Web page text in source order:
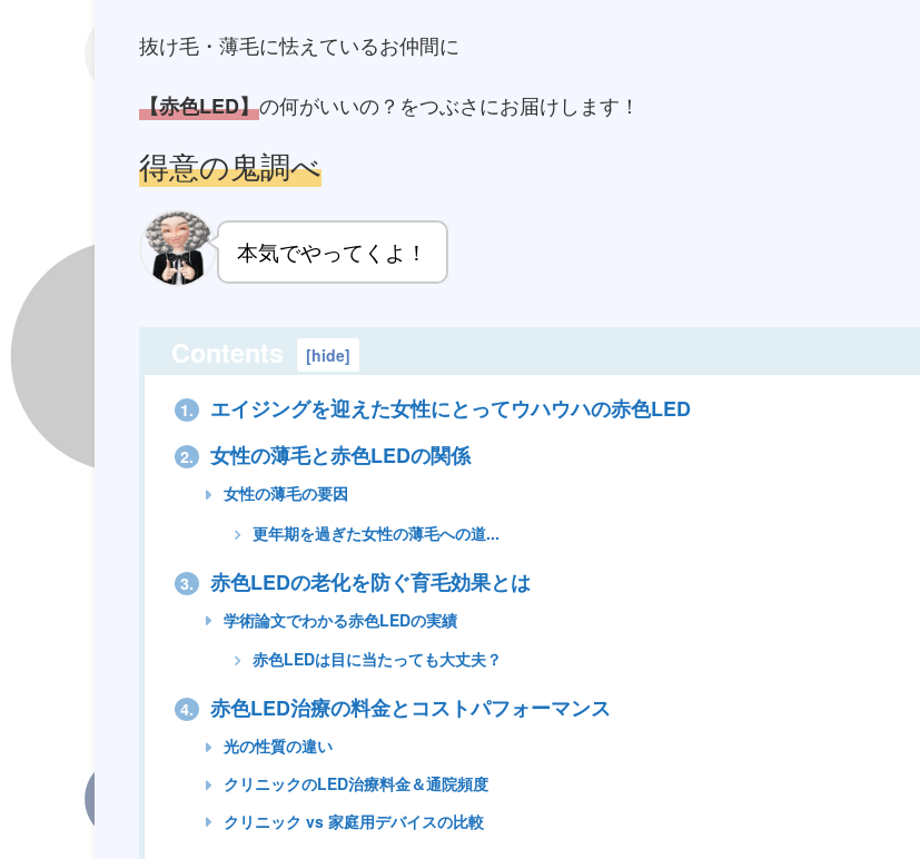
抜け毛・薄毛に怯えているお仲間に
【赤色LED】の何がいいの？をつぶさにお届けします！
得意の鬼調べ
本気でやってくよ！
Contents [hide]
1. エイジングを迎えた女性にとってウハウハの赤色LED
2. 女性の薄毛と赤色LEDの関係
女性の薄毛の要因
更年期を過ぎた女性の薄毛への道...
3. 赤色LEDの老化を防ぐ育毛効果とは
学術論文でわかる赤色LEDの実績
赤色LEDは目に当たっても大丈夫？
4. 赤色LED治療の料金とコストパフォーマンス
光の性質の違い
クリニックのLED治療料金＆通院頻度
クリニック vs 家庭用デバイスの比較